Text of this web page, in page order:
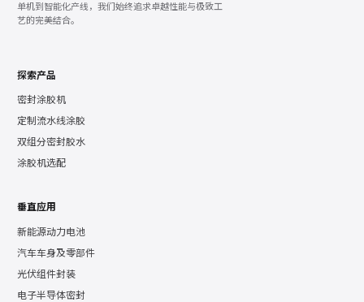
单机到智能化产线，我们始终追求卓越性能与极致工
艺的完美结合。
探索产品
密封涂胶机
定制流水线涂胶
双组分密封胶水
涂胶机选配
垂直应用
新能源动力电池
汽车车身及零部件
光伏组件封装
电子半导体密封